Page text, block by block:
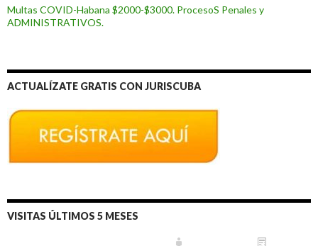
Multas COVID-Habana $2000-$3000. ProcesoS Penales y
ADMINISTRATIVOS.
ACTUALÍZATE GRATIS CON JURISCUBA
VISITAS ÚLTIMOS 5 MESES